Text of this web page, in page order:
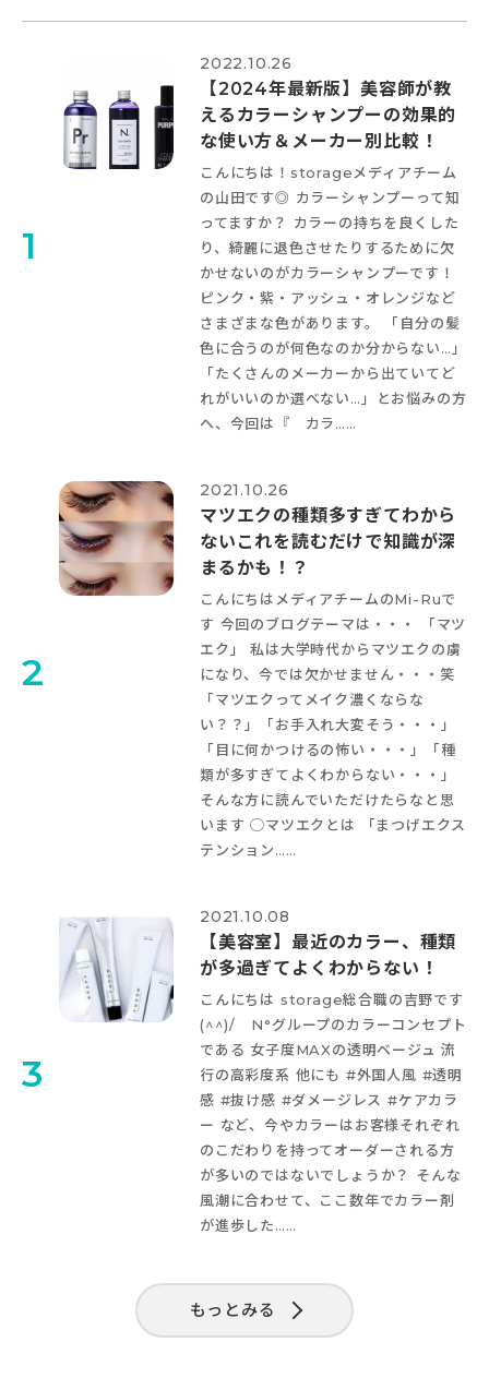
1
2022.10.26
【2024年最新版】美容師が教
えるカラーシャンプーの効果的
な使い方＆メーカー別比較！
こんにちは！storageメディアチーム
の山田です◎ カラーシャンプーって知
ってますか？ カラーの持ちを良くした
り、綺麗に退色させたりするために欠
かせないのがカラーシャンプーです！
ピンク・紫・アッシュ・オレンジなど
さまざまな色があります。 「自分の髪
色に合うのが何色なのか分からない…」
「たくさんのメーカーから出ていてど
れがいいのか選べない…」とお悩みの方
へ、今回は『 カラ……
2
2021.10.26
マツエクの種類多すぎてわから
ない これを読むだけで知識が深
まるかも！？
こんにちはメディアチームのMi-Ruで
す 今回のブログテーマは・・・ 「マツ
エク 」 私は大学時代からマツエクの虜
になり、今では欠かせません・・・笑
「マツエクってメイク濃くならな
い？？」「お手入れ大変そう・・・」
「目に何かつけるの怖い・・・」「種
類が多すぎてよくわからない・・・」
そんな方に読んでいただけたらなと思
います ◯マツエクとは 「まつげエクス
テンション……
3
2021.10.08
【美容室】最近のカラー、種類
が多過ぎてよくわからない！
こんにちは storage総合職の吉野です
(^^)/ N°グループのカラーコンセプト
である 女子度MAXの透明ベージュ 流
行の高彩度系 他にも #外国人風 #透明
感 #抜け感 #ダメージレス #ケアカラ
ー など、今やカラーはお客様それぞれ
のこだわりを持ってオーダーされる方
が多いのではないでしょうか？ そんな
風潮に合わせて、ここ数年でカラー剤
が進歩した……
もっとみる